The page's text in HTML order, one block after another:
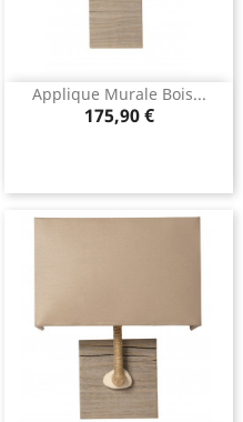
Applique Murale Bois...
Prix
175,90 €